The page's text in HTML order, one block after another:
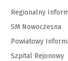
Regionalny
SM Nowoczesna
Powiatowy
Szpital Rejonowy